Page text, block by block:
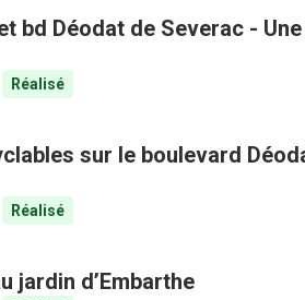
bd Déodat de Severac -
Réalisé
sur le boulevard
Réalisé
jardin d’Embarthe